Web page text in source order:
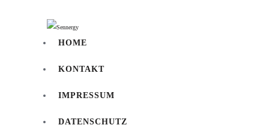
HOME
KONTAKT
IMPRESSUM
DATENSCHUTZ